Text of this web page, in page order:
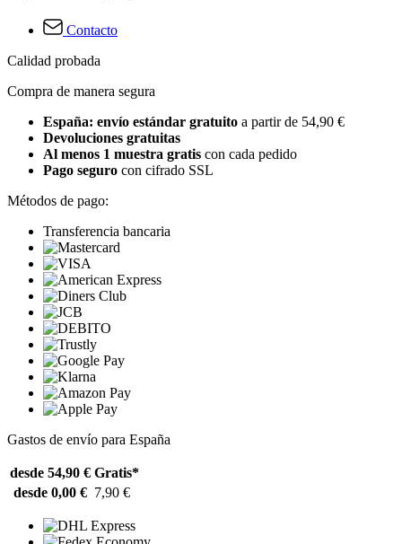
Contacto
Calidad probada
Compra de manera segura
España: envío estándar gratuito a partir de 54,90 €
Devoluciones gratuitas
Al menos 1 muestra gratis con cada pedido
Pago seguro con cifrado SSL
Métodos de pago:
Transferencia bancaria
Gastos de envío para España
desde 54,90 € Gratis*
desde 0,00 € 7,90 €